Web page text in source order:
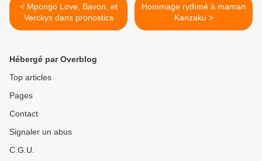
< Mpongo Love, Bavon, et
Verckys dans pronostics
Hommage rythmé à maman
Kanzaku >
Hébergé par Overblog
Top articles
Pages
Contact
Signaler un abus
C.G.U.